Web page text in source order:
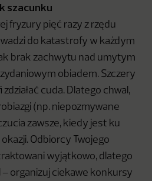
szacunku
fryzury pięć razy z rzędu
do katastrofy w każdym
brak zachwytu nad umytym
obiadem. Szczery
cuda. Dlatego chwal,
(np. niepozmywane
zawsze, kiedy jest ku
Odbiorcy Twojego
wyjątkowo, dlatego
– organizuj ciekawe konkursy